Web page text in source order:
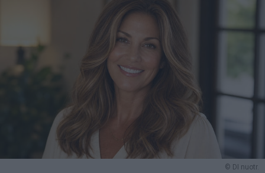
© DI nuotr.